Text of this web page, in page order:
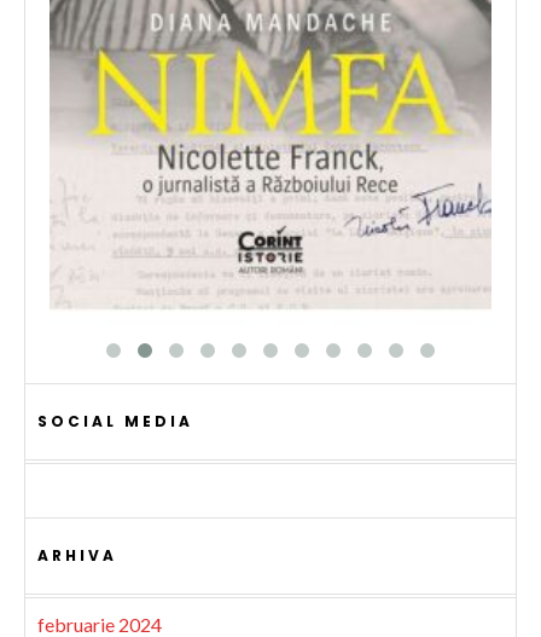
SOCIAL MEDIA
ARHIVA
februarie 2024